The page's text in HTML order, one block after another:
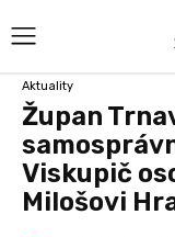
Aktuality
Župan
Viskupič
Milošovi